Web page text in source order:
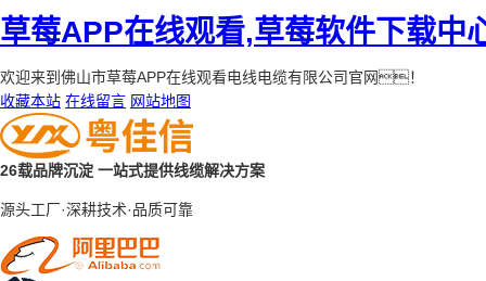
草莓APP在线观看,草莓软件下载中
欢迎来到佛山市草莓APP在线观看电线电缆有限公司官网！
收藏本站 在线留言 网站地图
26载品牌沉淀 一站式提供线缆解决方案
源头工厂·深耕技术·品质可靠